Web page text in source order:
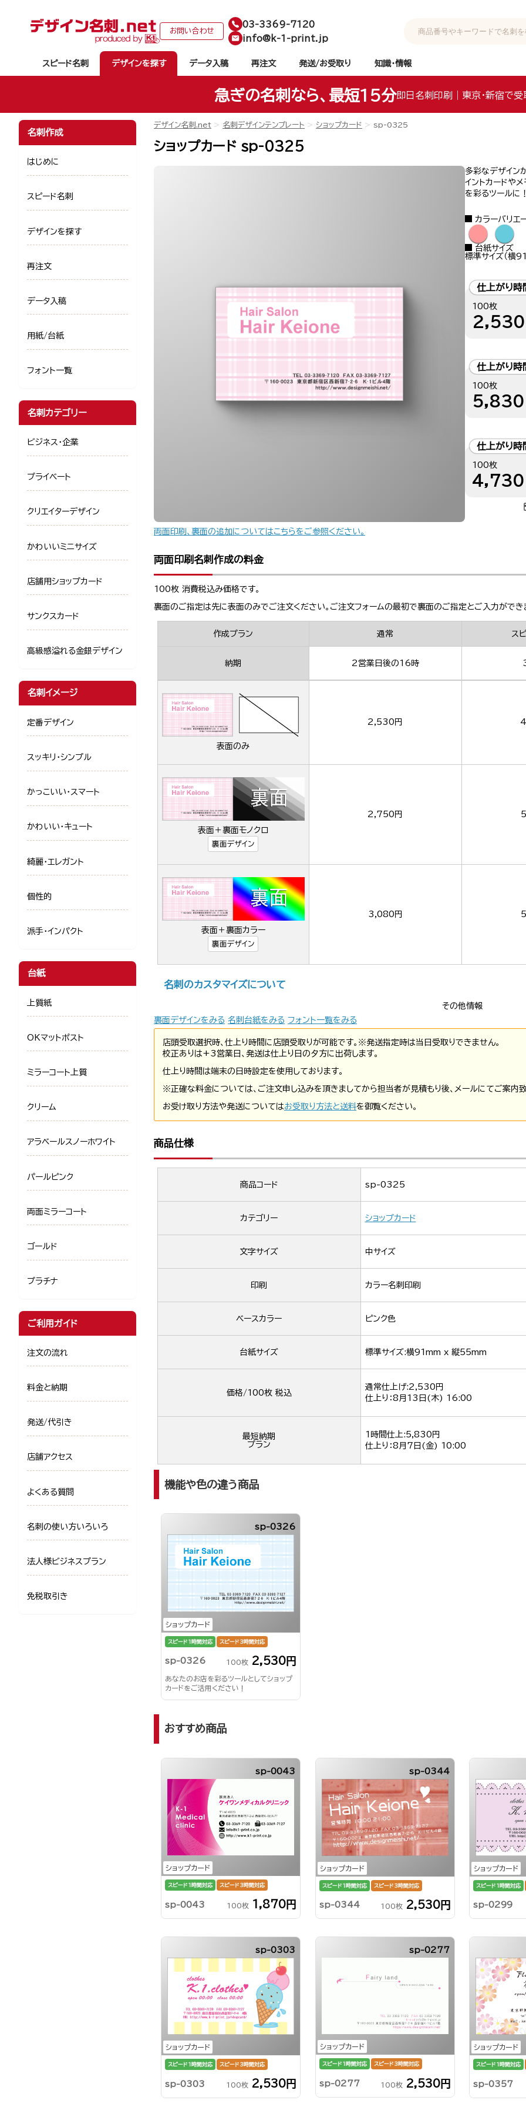
お問い合わせ
03-3369-7120
info@k-1-print.jp
スピード名刺 デザインを探す データ入稿 再注文 発送/お受取り 知識・情報
急ぎの名刺なら、最短15分即日名刺印刷｜東京・新宿で受
デザイン名刺.net 名刺デザインテンプレート ショップカード sp-0325
ショップカード sp-0325
多彩なデザイン
イントカードや
を彩るツールに
カラーバリエ
● ●
台紙サイズ
標準サイズ（横
仕上がり
100枚
2,530
仕上がり
100枚
5,830
仕上がり
100枚
4,730
両面印刷、裏面の追加についてはこちらをご参照ください。
両面印刷名刺作成の料金
100枚 消費税込み価格です。
裏面のご指定は先に表面のみでご注文ください。ご注文フォームの最初で裏面のご指定とご入力ができ
作成プラン 通常 ス
納期 2営業日後の16時
表面のみ
2,530円
表面＋裏面モノクロ
裏面デザイン
2,750円
表面＋裏面カラー
裏面デザイン
3,080円
名刺のカスタマイズについて
その他情報
裏面デザインをみる 名刺台紙をみる フォント一覧をみる
店頭受取選択時、仕上り時間に店頭受取りが可能です。※発送指定時は当日受取りできません。
校正ありは+3営業日、発送は仕上り日の夕方に出荷します。
仕上り時間は端末の日時設定を使用しております。
※正確な料金については、ご注文申し込みを頂きましてから担当者が見積もり後、メールにてご案内致
お受け取り方法や発送についてはお受取り方法と送料を御覧ください。
商品仕様
商品コード sp-0325
カテゴリー ショップカード
文字サイズ 中サイズ
印刷 カラー名刺印刷
ベースカラー ピンク色
台紙サイズ 標準サイズ:横91mm x 縦55mm
価格/100枚 税込
通常仕上げ:2,530円
仕上り：8月13日(木) 16:00
最短納期
プラン
1時間仕上:5,830円
仕上り：8月7日(金) 10:00
機能や色の違う商品
ショップカード
sp-0326
スピード1時間対応 スピード3時間対応
sp-0326 100枚 2,530円
あなたのお店を彩るツールとしてショップ
カードをご活用ください！
おすすめ商品
ショップカード
sp-0043
スピード1時間対応 スピード3時間対応
sp-0043 100枚 1,870円
ショップカード
sp-0344
スピード1時間対応 スピード3時間対応
sp-0344 100枚 2,530円
ショップカード
スピード1時間対応
sp-0299
ショップカード
sp-0303
スピード1時間対応 スピード3時間対応
sp-0303 100枚 2,530円
ショップカード
sp-0277
スピード1時間対応 スピード3時間対応
sp-0277 100枚 2,530円
ショップカード
スピード1時間対応
sp-0357
名刺作成
はじめに
スピード名刺
デザインを探す
再注文
データ入稿
用紙/台紙
フォント一覧
名刺カテゴリー
ビジネス・企業
プライベート
クリエイターデザイン
かわいいミニサイズ
店舗用ショップカード
サンクスカード
高級感溢れる金銀デザイン
名刺イメージ
定番デザイン
スッキリ・シンプル
かっこいい・スマート
かわいい・キュート
綺麗・エレガント
個性的
派手・インパクト
台紙
上質紙
OKマットポスト
ミラーコート上質
クリーム
アラベールスノーホワイト
パールピンク
両面ミラーコート
ゴールド
プラチナ
ご利用ガイド
注文の流れ
料金と納期
発送/代引き
店舗アクセス
よくある質問
名刺の使い方いろいろ
法人様ビジネスプラン
免税取引き